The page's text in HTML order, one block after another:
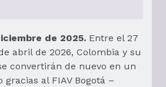
de 2025. Entre el 27
abril de 2026, Colombia y su
convertirán de nuevo en un
al FIAV Bogotá –